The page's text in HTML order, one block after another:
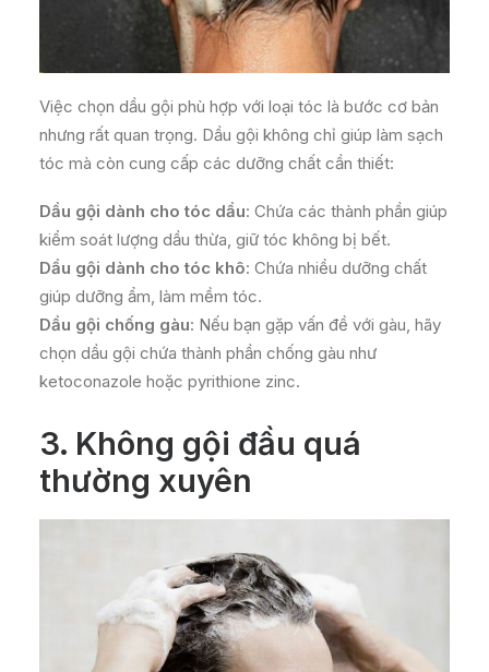
Việc chọn dầu gội phù hợp với loại tóc là bước cơ bản
nhưng rất quan trọng. Dầu gội không chỉ giúp làm sạch
tóc mà còn cung cấp các dưỡng chất cần thiết:
Dầu gội dành cho tóc dầu: Chứa các thành phần giúp
kiểm soát lượng dầu thừa, giữ tóc không bị bết.
Dầu gội dành cho tóc khô: Chứa nhiều dưỡng chất
giúp dưỡng ẩm, làm mềm tóc.
Dầu gội chống gàu: Nếu bạn gặp vấn đề với gàu, hãy
chọn dầu gội chứa thành phần chống gàu như
ketoconazole hoặc pyrithione zinc.
3. Không gội đầu quá
thường xuyên